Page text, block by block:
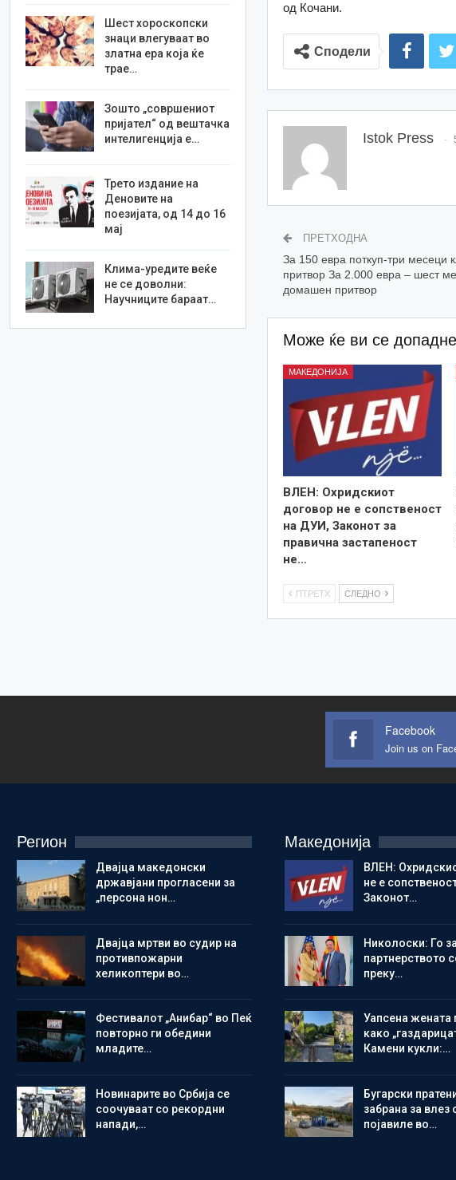
од Кочани.
Сподели
Istok Press
ПРЕТХОДНА
За 150 евра поткуп-три месеци
притвор За 2.000 евра – шест
домашен притвор
Може ќе ви се допадне
МАКЕДОНИЈА
ВЛЕН: Охридскиот
договор не е сопственост
на ДУИ, Законот за
правична застапеност
не…
ПТРЕТХ СЛЕДНО
Шест хороскопски
знаци влегуваат во
златна ера која ќе
трае…
Зошто „совршениот
пријател“ од вештачка
интелигенција е…
Трето издание на
Деновите на
поезијата, од 14 до 16
мај
Клима-уредите веќе
не се доволни:
Научниците бараат…
Facebook
Join us on
Регион
Двајца македонски
државјани прогласени за
„персона нон…
Двајца мртви во судир на
противпожарни
хеликоптери во…
Фестивалот „Анибар“ во Пеќ
повторно ги обедини
младите…
Новинарите во Србија се
соочуваат со рекордни
напади,…
Македонија
ВЛЕН:
не е
Законот…
Николоски: Го
партнерството
преку…
Уапсена жената
како
Камени кукли:…
Бугарски
забрана за влез
појавиле во…